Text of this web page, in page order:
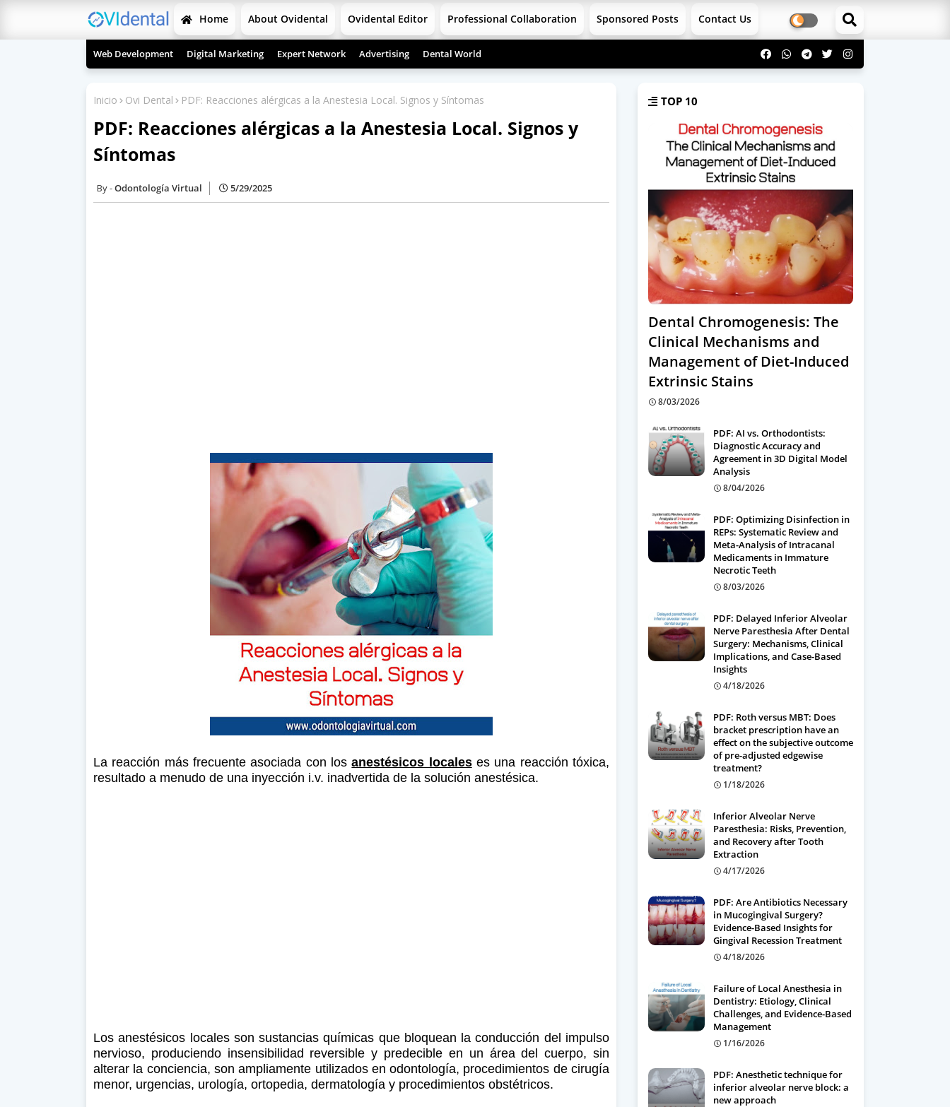
Home About Ovidental Ovidental Editor Professional Collaboration Sponsored Posts Contact Us
Web Development Digital Marketing Expert Network Advertising Dental World
Inicio Ovi Dental PDF: Reacciones alérgicas a la Anestesia Local. Signos y Síntomas
PDF: Reacciones alérgicas a la Anestesia Local. Signos y
Síntomas
Odontología Virtual 5/29/2025
La reacción más frecuente asociada con losanestésicos localeses una reacción tóxica,
resultado a menudo de una inyección i.v. inadvertida de la solución anestésica.
Los anestésicos locales son sustancias químicas que bloquean la conducción del impulso
nervioso, produciendo insensibilidad reversible y predecible en un área del cuerpo, sin
alterar la conciencia, son ampliamente utilizados en odontología, procedimientos de cirugía
menor, urgencias, urología, ortopedia, dermatología y procedimientos obstétricos.
TOP 10
Dental Chromogenesis: The
Clinical Mechanisms and
Management of Diet-Induced
Extrinsic Stains
8/03/2026
PDF: AI vs. Orthodontists:
Diagnostic Accuracy and
Agreement in 3D Digital Model
Analysis
8/04/2026
PDF: Optimizing Disinfection in
REPs: Systematic Review and
Meta-Analysis of Intracanal
Medicaments in Immature
Necrotic Teeth
8/03/2026
PDF: Delayed Inferior Alveolar
Nerve Paresthesia After Dental
Surgery: Mechanisms, Clinical
Implications, and Case-Based
Insights
4/18/2026
PDF: Roth versus MBT: Does
bracket prescription have an
effect on the subjective outcome
of pre-adjusted edgewise
treatment?
1/18/2026
Inferior Alveolar Nerve
Paresthesia: Risks, Prevention,
and Recovery after Tooth
Extraction
4/17/2026
PDF: Are Antibiotics Necessary
in Mucogingival Surgery?
Evidence-Based Insights for
Gingival Recession Treatment
4/18/2026
Failure of Local Anesthesia in
Dentistry: Etiology, Clinical
Challenges, and Evidence-Based
Management
1/16/2026
PDF: Anesthetic technique for
inferior alveolar nerve block: a
new approach